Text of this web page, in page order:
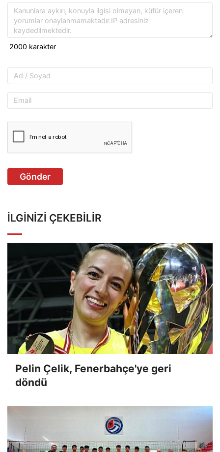
Gönder
İLGINIZI ÇEKEBILIR
Pelin Çelik, Fenerbahçe'ye geri
döndü